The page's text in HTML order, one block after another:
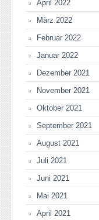
April 2022
März 2022
Februar 2022
Januar 2022
Dezember 2021
November 2021
Oktober 2021
September 2021
August 2021
Juli 2021
Juni 2021
Mai 2021
April 2021